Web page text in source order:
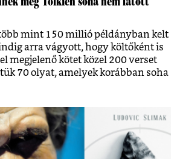
mint 150 millió példányban kelt
arra vágyott, hogy költőként is
megjelenő kötet közel 200 verset
70 olyat, amelyek korábban soha